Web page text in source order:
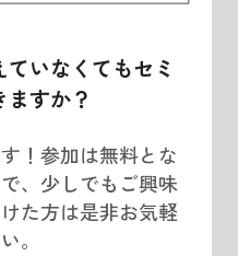
いなくてもセミ
すか？
！参加は無料とな
、少しでもご興味
た方は是非お気軽
。